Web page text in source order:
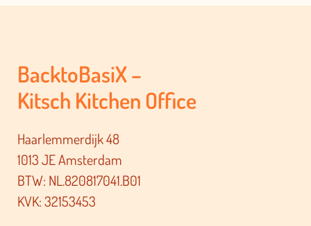
BacktoBasiX –
Kitsch Kitchen Office
Haarlemmerdijk 48
1013 JE Amsterdam
BTW: NL.820817041.B01
KVK: 32153453